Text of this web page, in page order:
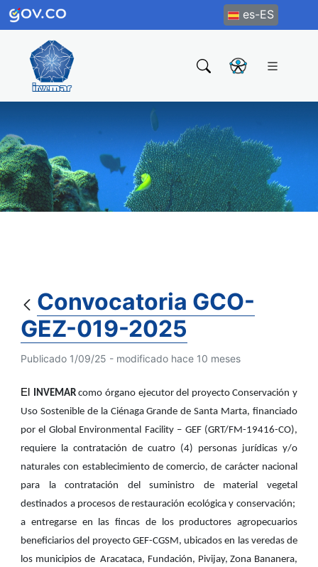
es-ES
Convocatoria GCO-
GEZ-019-2025
Publicado 1/09/25 - modificado hace 10 meses
El INVEMAR como órgano ejecutor del proyecto Conservación y
Uso Sostenible de la Ciénaga Grande de Santa Marta, financiado
por el Global Environmental Facility – GEF (GRT/FM-19416-CO),
requiere la contratación de cuatro (4) personas jurídicas y/o
naturales con establecimiento de comercio, de carácter nacional
para la contratación del suministro de material vegetal
destinados a procesos de restauración ecológica y conservación;
a entregarse en las fincas de los productores agropecuarios
beneficiarios del proyecto GEF-CGSM, ubicados en las veredas de
los municipios de Aracataca, Fundación, Pivijay, Zona Bananera,